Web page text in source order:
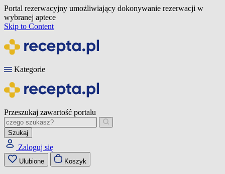
Portal rezerwacyjny umożliwiający dokonywanie rezerwacji w
wybranej aptece
Skip to Content
Kategorie
Przeszukaj zawartość portalu
Szukaj
Zaloguj się
Ulubione Koszyk